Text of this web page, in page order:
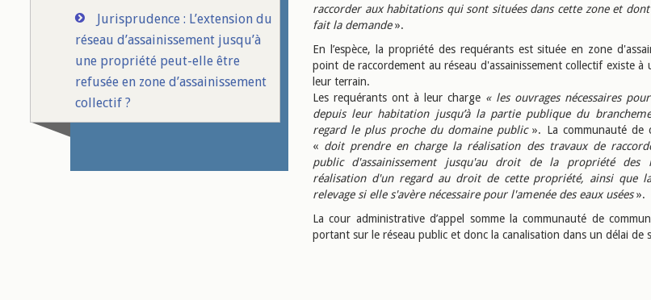
Jurisprudence : L’extension du
réseau d’assainissement jusqu’à
une propriété peut-elle être
refusée en zone d’assainissement
collectif ?
raccorder aux habitations qui sont situées dans cette zone et
fait la demande».
En l’espèce, la propriété des requérants est située en zone
point de raccordement au réseau d'assainissement collectif existe à
leur terrain.
Les requérants ont à leur charge « les ouvrages nécessaires
depuis leur habitation jusqu’à la partie publique du
regard le plus proche du domaine public». La communauté de
« doit prendre en charge la réalisation des travaux de
public d'assainissement jusqu'au droit de la propriété des
réalisation d'un regard au droit de cette propriété, ainsi que
relevage si elle s'avère nécessaire pour l'amenée des eaux usées».
La cour administrative d’appel somme la communauté de
portant sur le réseau public et donc la canalisation dans un délai de